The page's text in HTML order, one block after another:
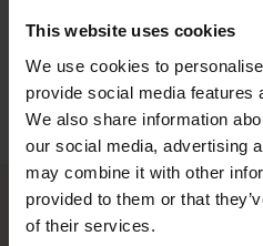
This website uses cookies
We use cookies to
provide social media features
We also share information
our social media, advertising
may combine it with other
provided to them or that
of their services.